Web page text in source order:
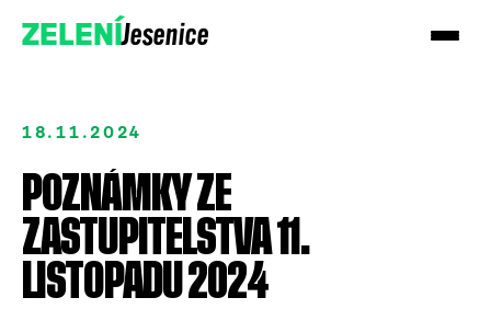
ZELENÍJesenice
18.11.2024
POZNÁMKY ZE
ZASTUPITELSTVA 11.
LISTOPADU 2024